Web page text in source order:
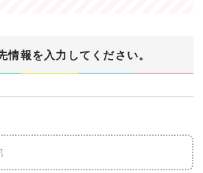
情報を入力してください。